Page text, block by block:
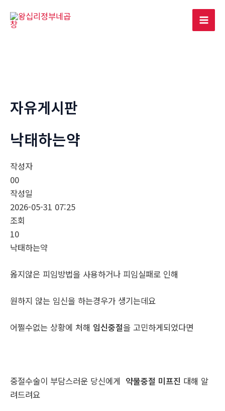
Main
자유게시판
낙­태하는약
작성자
00
작성일
2026-05-31 07:25
조회
10
낙­태하는약
옳지않은 피임방법을 사용하거나 피임실패로 인해
원하지 않는 임신을 하는경우가 생기는데요
어쩔수없는 상황에 처해 임신중절을 고민하게되었다면
중절수술이 부담스러운 당신에게 약물중절 미프진 대해 알
려드려요